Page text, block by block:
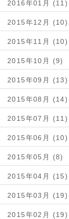
2016年01月 (11)
2015年12月 (10)
2015年11月 (10)
2015年10月 (9)
2015年09月 (13)
2015年08月 (14)
2015年07月 (11)
2015年06月 (10)
2015年05月 (8)
2015年04月 (15)
2015年03月 (19)
2015年02月 (19)